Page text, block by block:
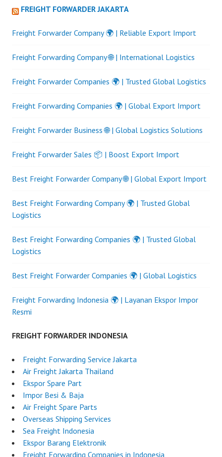
FREIGHT FORWARDER JAKARTA
Freight Forwarder Company 🌍 | Reliable Export Import
Freight Forwarding Company 🌐 | International Logistics
Freight Forwarder Companies 🌍 | Trusted Global Logistics
Freight Forwarding Companies 🌍 | Global Export Import
Freight Forwarder Business 🌐 | Global Logistics Solutions
Freight Forwarder Sales 📦 | Boost Export Import
Best Freight Forwarder Company 🌐 | Global Export Import
Best Freight Forwarding Company 🌍 | Trusted Global
Logistics
Best Freight Forwarding Companies 🌍 | Trusted Global
Logistics
Best Freight Forwarder Companies 🌍 | Global Logistics
Freight Forwarding Indonesia 🌍 | Layanan Ekspor Impor
Resmi
FREIGHT FORWARDER INDONESIA
Freight Forwarding Service Jakarta
Air Freight Jakarta Thailand
Ekspor Spare Part
Impor Besi & Baja
Air Freight Spare Parts
Overseas Shipping Services
Sea Freight Indonesia
Ekspor Barang Elektronik
Freight Forwarding Companies in Indonesia